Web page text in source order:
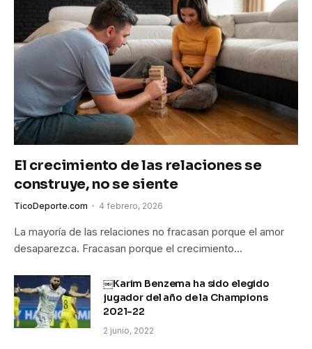
El crecimiento de las relaciones se
construye, no se siente
TicoDeporte.com 4 febrero, 2026
La mayoría de las relaciones no fracasan porque el amor
desaparezca. Fracasan porque el crecimiento…
￼Karim Benzema ha sido elegido
jugador del año de la Champions
2021-22
2 junio, 2022